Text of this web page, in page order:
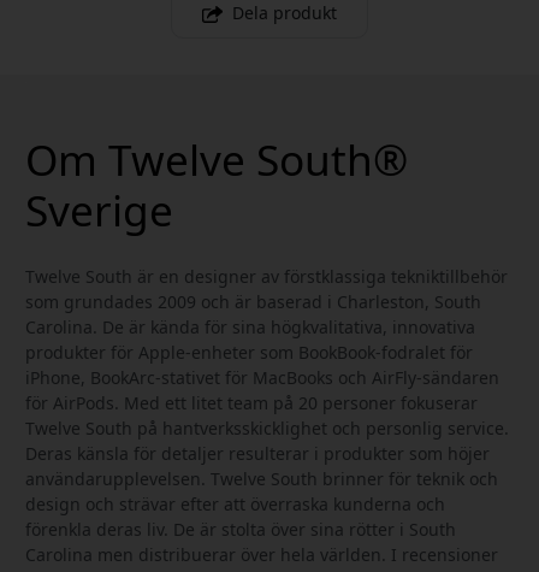
Dela produkt
Om Twelve South®
Sverige
Twelve South är en designer av förstklassiga tekniktillbehör
som grundades 2009 och är baserad i Charleston, South
Carolina. De är kända för sina högkvalitativa, innovativa
produkter för Apple-enheter som BookBook-fodralet för
iPhone, BookArc-stativet för MacBooks och AirFly-sändaren
för AirPods. Med ett litet team på 20 personer fokuserar
Twelve South på hantverksskicklighet och personlig service.
Deras känsla för detaljer resulterar i produkter som höjer
användarupplevelsen. Twelve South brinner för teknik och
design och strävar efter att överraska kunderna och
förenkla deras liv. De är stolta över sina rötter i South
Carolina men distribuerar över hela världen. I recensioner